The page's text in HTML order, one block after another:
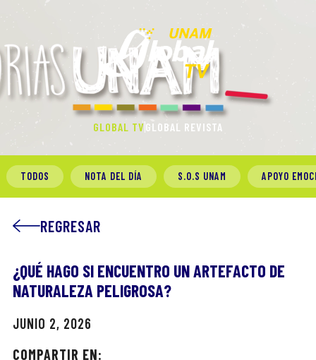
GLOBAL TV GLOBAL REVISTA
TODOS NOTA DEL DÍA S.O.S UNAM APOYO
REGRESAR
¿QUÉ HAGO SI ENCUENTRO UN ARTEFACTO DE
NATURALEZA PELIGROSA?
JUNIO 2, 2026
COMPARTIR EN: